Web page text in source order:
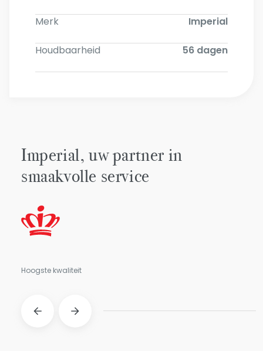
Merk Imperial
Houdbaarheid 56 dagen
Imperial, uw partner in
smaakvolle service
Hoogste kwaliteit